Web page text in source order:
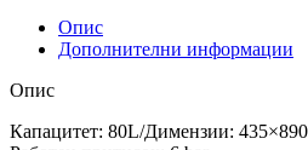
Опис
Дополнителни информации
Опис
Капацитет: 80L/Димензии: